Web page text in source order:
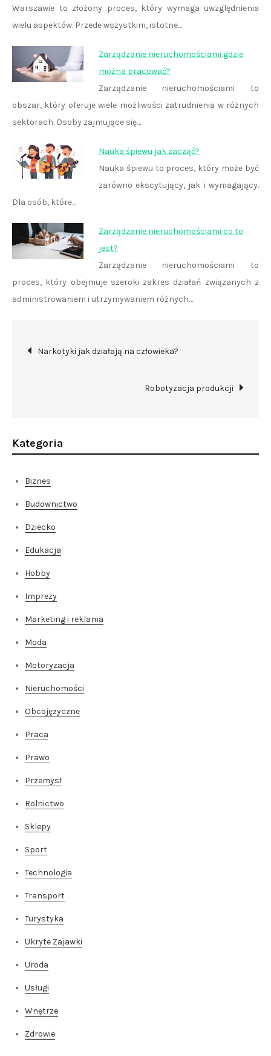
Warszawie to złożony proces, który wymaga uwzględnienia
wielu aspektów. Przede wszystkim, istotne…
Zarządzanie nieruchomościami gdzie
można pracować?
Zarządzanie nieruchomościami to
obszar, który oferuje wiele możliwości zatrudnienia w różnych
sektorach. Osoby zajmujące się…
Nauka śpiewu jak zacząć?
Nauka śpiewu to proces, który może być
zarówno ekscytujący, jak i wymagający.
Dla osób, które…
Zarządzanie nieruchomościami co to
jest?
Zarządzanie nieruchomościami to
proces, który obejmuje szeroki zakres działań związanych z
administrowaniem i utrzymywaniem różnych…
Nawigacja
Narkotyki jak działają na człowieka?
Robotyzacja produkcji
Kategoria
Biznes
Budownictwo
Dziecko
Edukacja
Hobby
Imprezy
Marketing i reklama
Moda
Motoryzacja
Nieruchomości
Obcojęzyczne
Praca
Prawo
Przemysł
Rolnictwo
Sklepy
Sport
Technologia
Transport
Turystyka
Ukryte Zajawki
Uroda
Usługi
Wnętrze
Zdrowie